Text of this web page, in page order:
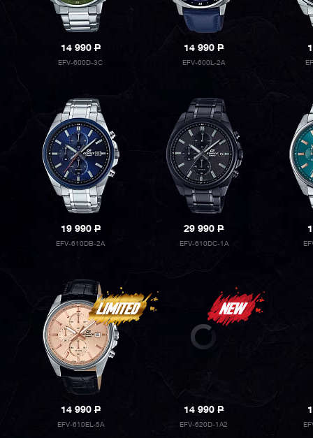
14 990P
EFV-600D-3C
14 990P
EFV-600L-2A
19 990P
EFV-610DB-2A
29 990P
EFV-610DC-1A
14 990P
EFV-610EL-5A
14 990P
EFV-620D-1A2